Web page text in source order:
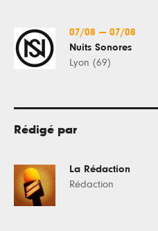
07/08 — 07/08
Nuits Sonores
Lyon (69)
Rédigé par
La Rédaction
Rédaction